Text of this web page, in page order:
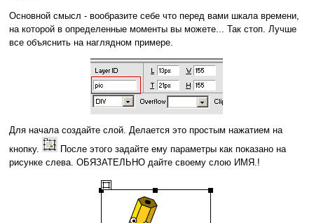
Основной смысл - вообразите себе что перед вами шкала времени,
на которой в определенные моменты вы можете... Так стоп. Лучше
все объяснить на наглядном примере.
Для начала создайте слой. Делается это простым нажатием на
кнопку.
После этого задайте ему параметры как показано на
рисунке слева. ОБЯЗАТЕЛЬНО дайте своему слою ИМЯ.!